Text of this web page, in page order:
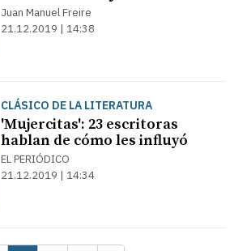
Juan Manuel Freire
21.12.2019 | 14:38
CLÁSICO DE LA LITERATURA
'Mujercitas': 23 escritoras
hablan de cómo les influyó
EL PERIÓDICO
21.12.2019 | 14:34